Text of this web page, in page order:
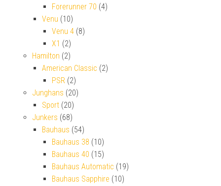
Forerunner 70 (4)
Venu (10)
Venu 4 (8)
X1 (2)
Hamilton (2)
American Classic (2)
PSR (2)
Junghans (20)
Sport (20)
Junkers (68)
Bauhaus (54)
Bauhaus 38 (10)
Bauhaus 40 (15)
Bauhaus Automatic (19)
Bauhaus Sapphire (10)